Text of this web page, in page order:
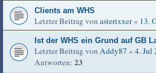
Clients am WHS
Letzter Beitrag von asterixxer« 13.
Ist der WHS ein Grund auf GB
Letzter Beitrag von Addy87 « 4. Jul
Antworten: 23